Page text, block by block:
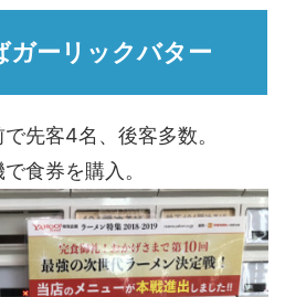
ガーリックバター
先客4名、後客多数。
食券を購入。